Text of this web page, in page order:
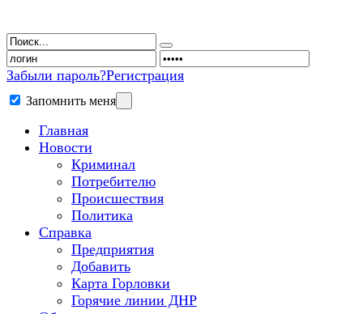
Забыли пароль?Регистрация
Запомнить меня
Главная
Новости
Криминал
Потребителю
Происшествия
Политика
Справка
Предприятия
Добавить
Карта Горловки
Горячие линии ДНР